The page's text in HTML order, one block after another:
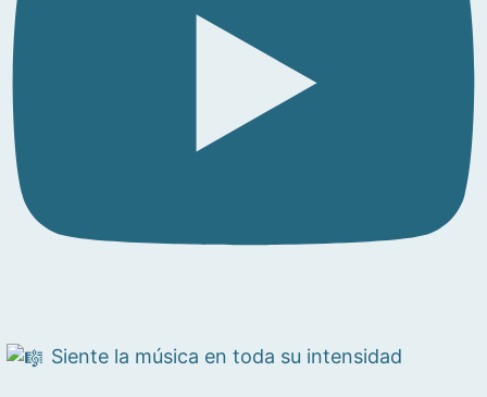
Siente la música en toda su intensidad